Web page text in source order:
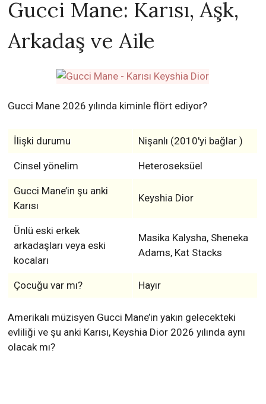
Gucci Mane: Karısı, Aşk,
Arkadaş ve Aile
Gucci Mane 2026 yılında kiminle flört ediyor?
İlişki durumu Nişanlı (2010'yi bağlar )
Cinsel yönelim Heteroseksüel
Gucci Mane’in şu anki
Karısı
Keyshia Dior
Ünlü eski erkek
arkadaşları veya eski
kocaları
Masika Kalysha, Sheneka
Adams, Kat Stacks
Çocuğu var mı? Hayır
Amerikalı müzisyen Gucci Mane’in yakın gelecekteki
evliliği ve şu anki Karısı, Keyshia Dior 2026 yılında aynı
olacak mı?